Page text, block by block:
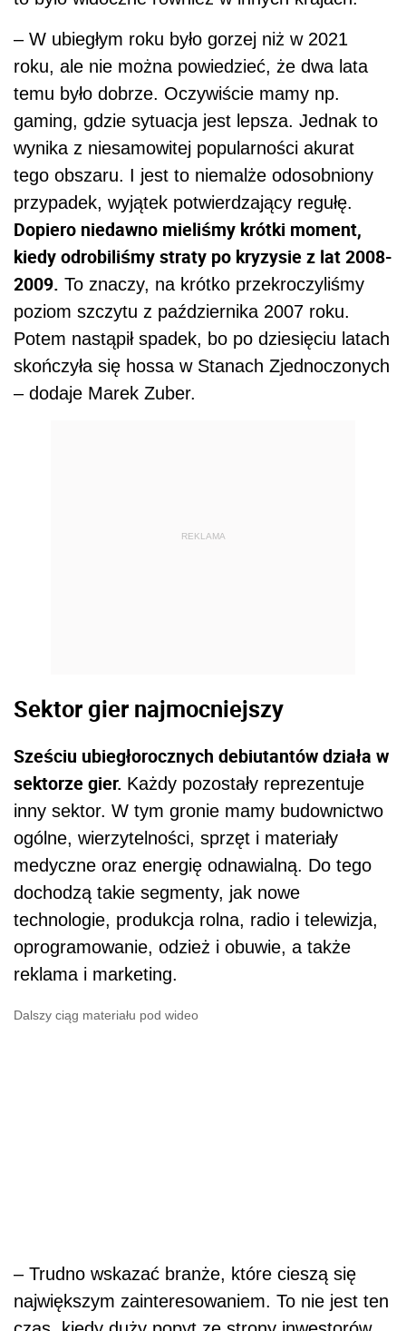
– W ubiegłym roku było gorzej niż w 2021
roku, ale nie można powiedzieć, że dwa lata
temu było dobrze. Oczywiście mamy np.
gaming, gdzie sytuacja jest lepsza. Jednak to
wynika z niesamowitej popularności akurat
tego obszaru. I jest to niemalże odosobniony
przypadek, wyjątek potwierdzający regułę.
Dopiero niedawno mieliśmy krótki moment,
kiedy odrobiliśmy straty po kryzysie z lat 2008-
2009. To znaczy, na krótko przekroczyliśmy
poziom szczytu z października 2007 roku.
Potem nastąpił spadek, bo po dziesięciu latach
skończyła się hossa w Stanach Zjednoczonych
– dodaje Marek Zuber.
REKLAMA
Sektor gier najmocniejszy
Sześciu ubiegłorocznych debiutantów działa w
sektorze gier. Każdy pozostały reprezentuje
inny sektor. W tym gronie mamy budownictwo
ogólne, wierzytelności, sprzęt i materiały
medyczne oraz energię odnawialną. Do tego
dochodzą takie segmenty, jak nowe
technologie, produkcja rolna, radio i telewizja,
oprogramowanie, odzież i obuwie, a także
reklama i marketing.
Dalszy ciąg materiału pod wideo
– Trudno wskazać branże, które cieszą się
największym zainteresowaniem. To nie jest ten